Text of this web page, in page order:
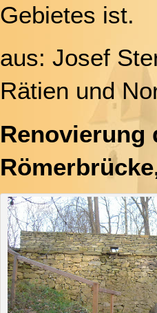
Gebietes ist.
aus: Josef
Rätien und
Renovierung